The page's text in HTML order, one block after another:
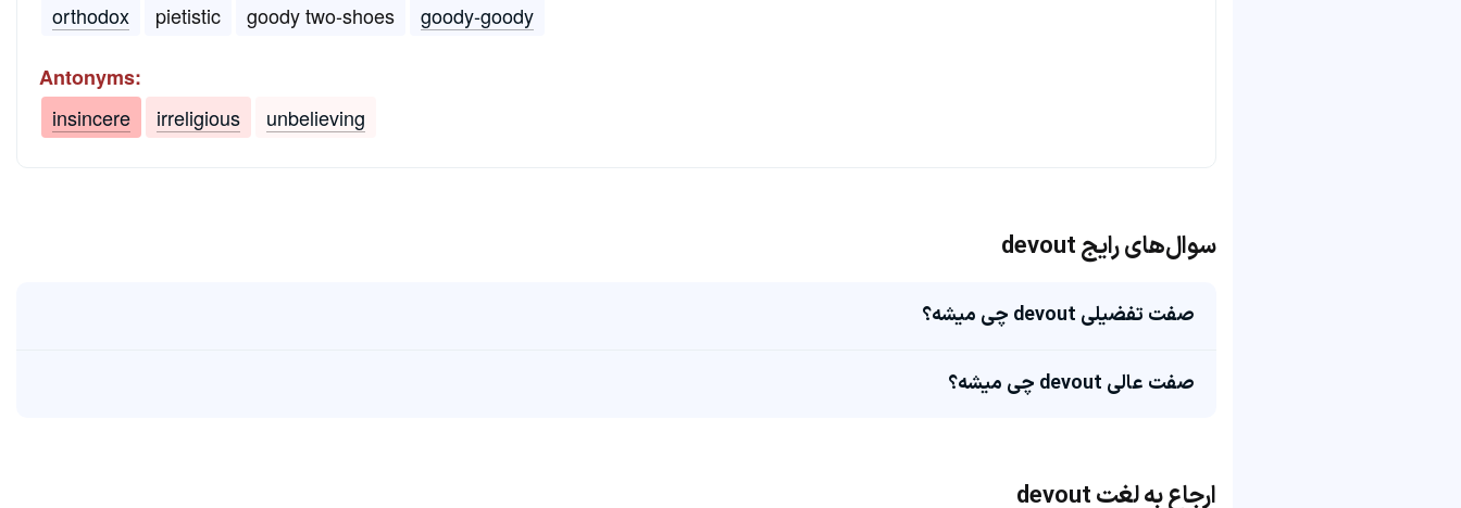
orthodox
pietistic goody two-shoes goody-goody
Antonyms:
insincere
irreligious unbelieving
سوال‌های رایج devout
صفت تفضیلی devout چی میشه؟
صفت عالی devout چی میشه؟
ارجاع به لغت devout